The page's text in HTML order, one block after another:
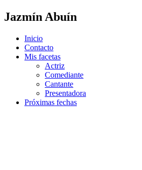
Ir
al
Jazmín Abuín
Inicio
Contacto
Mis facetas
Actriz
Comediante
Cantante
Presentadora
Próximas fechas